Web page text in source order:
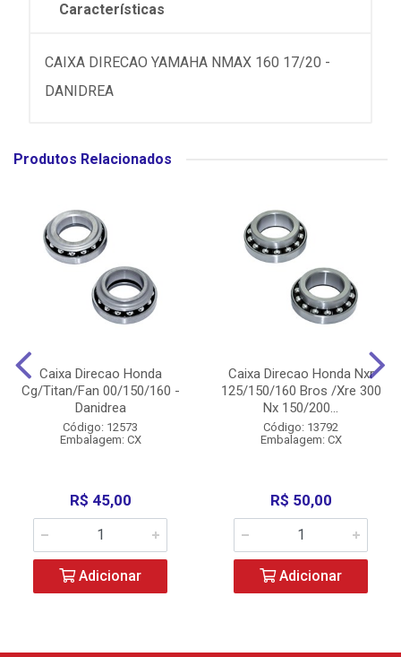
Características
CAIXA DIRECAO YAMAHA NMAX 160 17/20 -
DANIDREA
Produtos Relacionados
Caixa Direcao Honda
Cg/Titan/Fan 00/150/160 -
Danidrea
Código: 12573
Embalagem: CX
R$ 45,00
Adicionar
Caixa Direcao Honda Nxr
125/150/160 Bros /Xre 300
Nx 150/200...
Código: 13792
Embalagem: CX
R$ 50,00
Adicionar